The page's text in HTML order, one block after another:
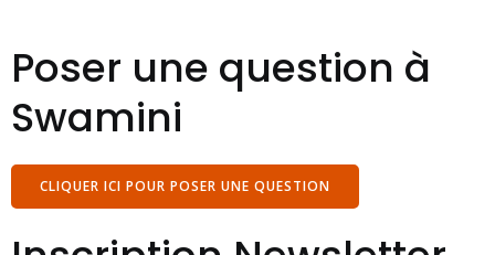
Poser une question à
Swamini
CLIQUER ICI POUR POSER UNE QUESTION